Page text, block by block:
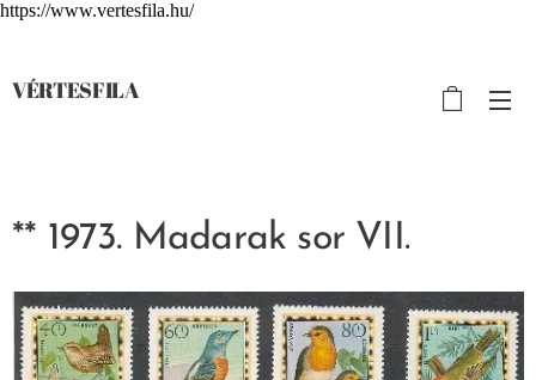
https://www.vertesfila.hu/
VÉRTESFILA
** 1973. Madarak sor VII.